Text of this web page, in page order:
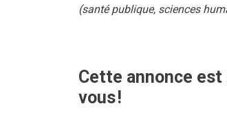
(santé publique, sciences
Cette annonce
vous !